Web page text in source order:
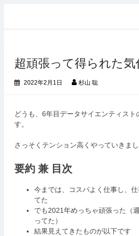
超頑張って得られた気
2022年2月1日 杉山 聡
どうも、6年目データサイエンティスト
す。
さっそくテンション高くやっていきまし
要約 兼 目次
今までは、コスパよく仕事し、
てた
でも2021年めっちゃ頑張った（
ってた）
結果見えてきたものが以下です